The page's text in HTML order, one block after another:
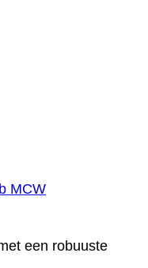
MCW
een robuuste